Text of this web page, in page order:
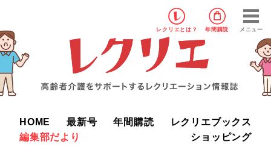
レクリエ とは？ 年間購読 メニュー
HOME 最新号 年間購読
レクリエブックス
編集部だより
ショッピング